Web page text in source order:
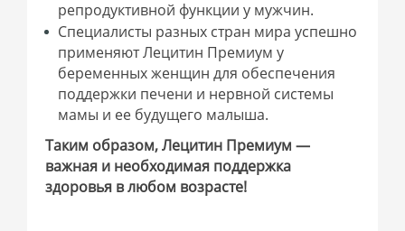
репродуктивной функции у мужчин.
Специалисты разных стран мира успешно
применяют Лецитин Премиум у
беременных женщин для обеспечения
поддержки печени и нервной системы
мамы и ее будущего малыша.
Таким образом, Лецитин Премиум —
важная и необходимая поддержка
здоровья в любом возрасте!